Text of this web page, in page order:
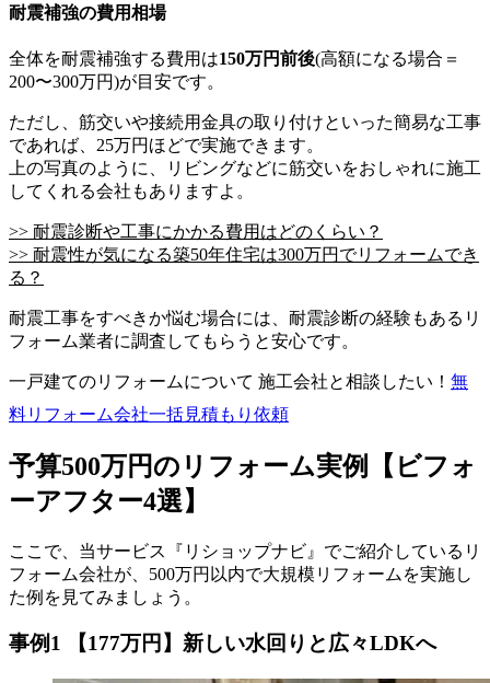
耐震補強の費用相場
全体を耐震補強する費用は150万円前後(高額になる場合＝
200〜300万円)が目安です。
ただし、筋交いや接続用金具の取り付けといった簡易な工事
であれば、25万円ほどで実施できます。
上の写真のように、リビングなどに筋交いをおしゃれに施工
してくれる会社もありますよ。
>> 耐震診断や工事にかかる費用はどのくらい？
>> 耐震性が気になる築50年住宅は300万円でリフォームでき
る？
耐震工事をすべきか悩む場合には、耐震診断の経験もあるリ
フォーム業者に調査してもらうと安心です。
一戸建てのリフォームについて 施工会社と相談したい！ 無
料リフォーム会社一括見積もり依頼
予算500万円のリフォーム実例【ビフォ
ーアフター4選】
ここで、当サービス『リショップナビ』でご紹介しているリ
フォーム会社が、500万円以内で大規模リフォームを実施し
た例を見てみましょう。
事例1 【177万円】新しい水回りと広々LDKへ